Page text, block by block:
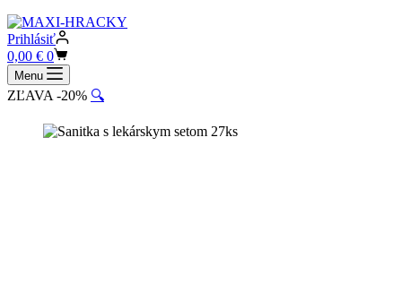
Prihlásiť
Shopping
cart
0,00 € 0
Menu
ZĽAVA -20% 🔍